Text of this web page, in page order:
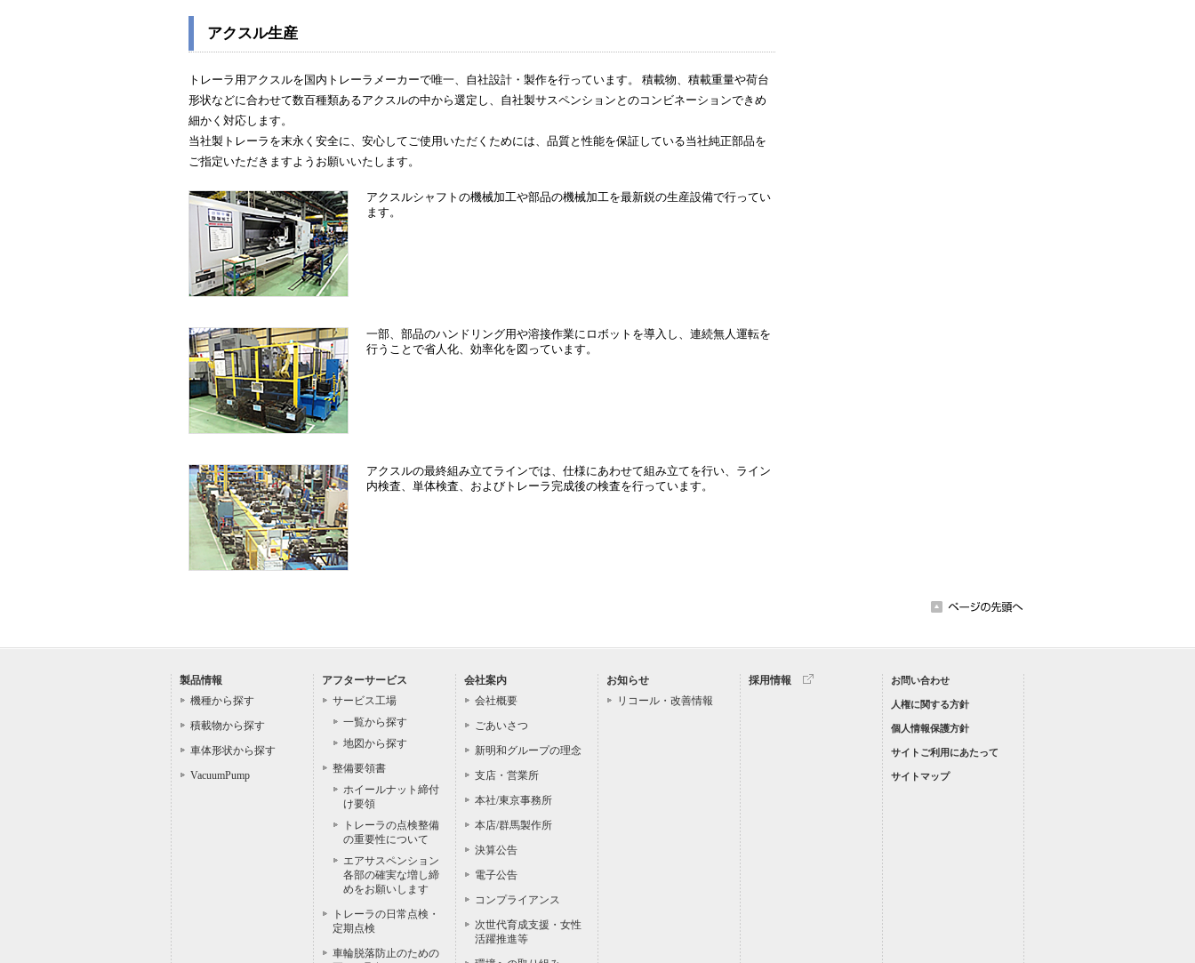
アクスル生産
トレーラ用アクスルを国内トレーラメーカーで唯一、自社設計・製作を行っています。 積載物、積載重量や荷台
形状などに合わせて数百種類あるアクスルの中から選定し、自社製サスペンションとのコンビネーションできめ
細かく対応します。
当社製トレーラを末永く安全に、安心してご使用いただくためには、品質と性能を保証している当社純正部品を
ご指定いただきますようお願いいたします。
アクスルシャフトの機械加工や部品の機械加工を最新鋭の生産設備で行ってい
ます。
一部、部品のハンドリング用や溶接作業にロボットを導入し、連続無人運転を
行うことで省人化、効率化を図っています。
アクスルの最終組み立てラインでは、仕様にあわせて組み立てを行い、ライン
内検査、単体検査、およびトレーラ完成後の検査を行っています。
製品情報
機種から探す
積載物から探す
車体形状から探す
VacuumPump
アフターサービス
サービス工場
一覧から探す
地図から探す
整備要領書
ホイールナット締付
け要領
トレーラの点検整備
の重要性について
エアサスペンション
各部の確実な増し締
めをお願いします
トレーラの日常点検・
定期点検
車輪脱落防止のための
会社案内
会社概要
ごあいさつ
新明和グループの理念
支店・営業所
本社/東京事務所
本店/群馬製作所
決算公告
電子公告
コンプライアンス
次世代育成支援・女性
活躍推進等
お知らせ
リコール・改善情報
採用情報 お問い合わせ
人権に関する方針
個人情報保護方針
サイトご利用にあたって
サイトマップ